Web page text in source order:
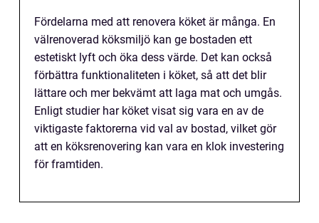
Fördelarna med att renovera köket är många. En
välrenoverad köksmiljö kan ge bostaden ett
estetiskt lyft och öka dess värde. Det kan också
förbättra funktionaliteten i köket, så att det blir
lättare och mer bekvämt att laga mat och umgås.
Enligt studier har köket visat sig vara en av de
viktigaste faktorerna vid val av bostad, vilket gör
att en köksrenovering kan vara en klok investering
för framtiden.